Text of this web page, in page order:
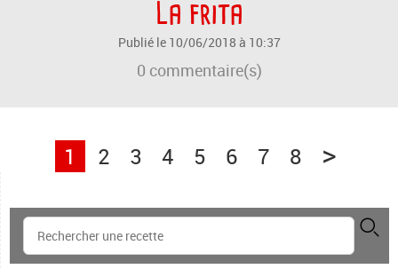
La frita
Publié le 10/06/2018 à 10:37
0 commentaire(s)
1 2 3 4 5 6 7 8 >